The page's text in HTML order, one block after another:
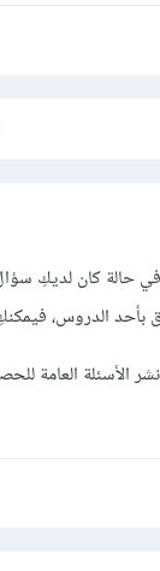
حالة كان لديكِ
الدروس،
الأسئلة العامة